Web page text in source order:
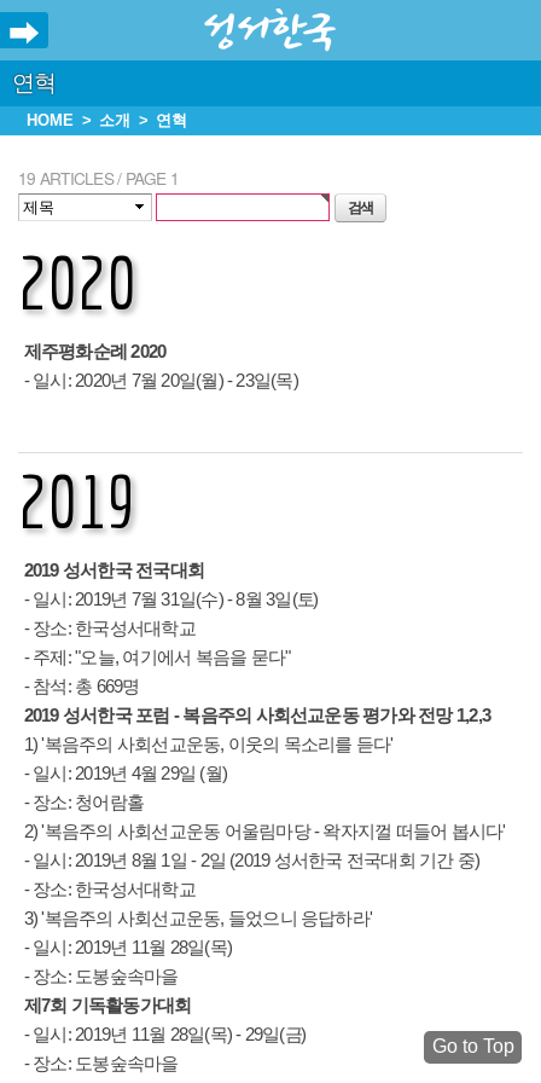
연혁
HOME 소개 연혁
19 ARTICLES / PAGE 1
2020
제주평화순례 2020
- 일시: 2020년 7월 20일(월) - 23일(목)
2019
2019 성서한국 전국대회
- 일시: 2019년 7월 31일(수) - 8월 3일(토)
- 장소: 한국성서대학교
- 주제: "오늘, 여기에서 복음을 묻다"
- 참석: 총 669명
2019 성서한국 포럼 - 복음주의 사회선교운동 평가와 전망 1,2,3
1) '복음주의 사회선교운동, 이웃의 목소리를 듣다'
- 일시: 2019년 4월 29일 (월)
- 장소: 청어람홀
2) '복음주의 사회선교운동 어울림마당 - 왁자지껄 떠들어 봅시다'
- 일시: 2019년 8월 1일 - 2일 (2019 성서한국 전국대회 기간 중)
- 장소: 한국성서대학교
3) '복음주의 사회선교운동, 들었으니 응답하라'
- 일시: 2019년 11월 28일(목)
- 장소: 도봉숲속마을
제7회 기독활동가대회
- 일시: 2019년 11월 28일(목) - 29일(금)
- 장소: 도봉숲속마을
Go to Top